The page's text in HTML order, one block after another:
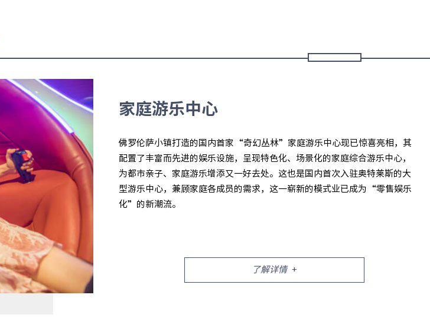
家庭游乐中心
佛罗伦萨小镇打造的国内首家“奇幻丛林”家庭游乐中心现已惊喜亮相，其
配置了丰富而先进的娱乐设施，呈现特色化、场景化的家庭综合游乐中心，
为都市亲子、家庭游乐增添又一好去处。这也是国内首次入驻奥特莱斯的大
型游乐中心，兼顾家庭各成员的需求，这一崭新的模式业已成为“零售娱乐
化”的新潮流。
了解详情+